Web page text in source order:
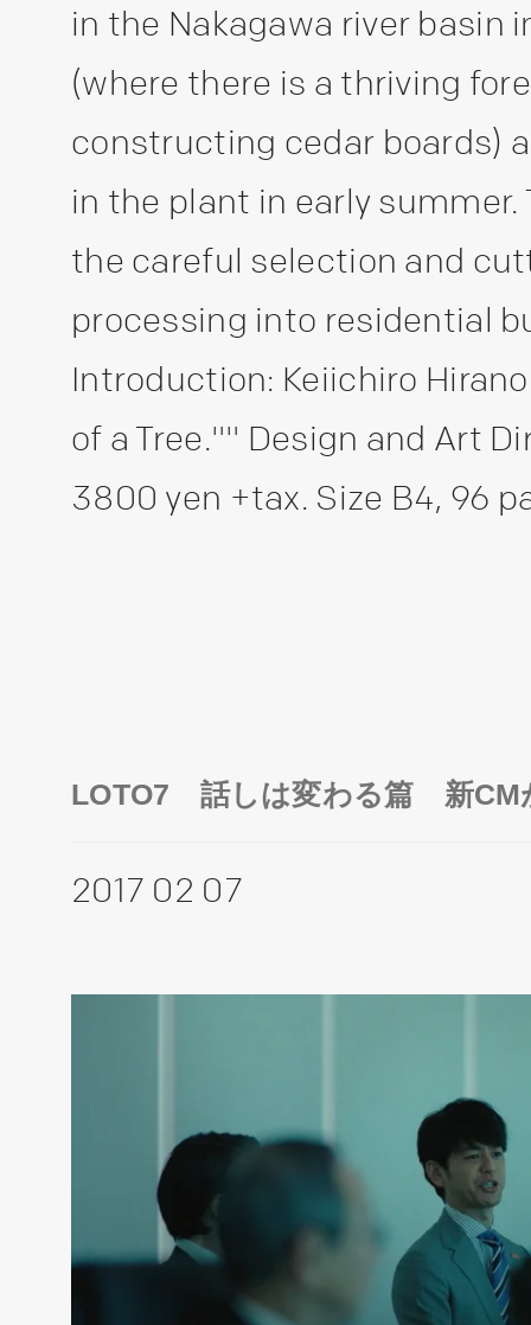
in the Nakagawa river basin
(where there is a thriving
constructing cedar boards)
in the plant in early
the careful selection and
processing into residential
Introduction: Keiichiro
of a Tree."" Design and Art
3800 yen +tax. Size B4, 96
LOTO7 話しは変わる篇 新CM
2017 02 07